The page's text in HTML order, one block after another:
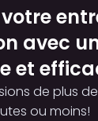
avec
et
de plus
ou moins!